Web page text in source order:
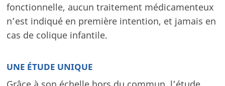
fonctionnelle, aucun traitement médicamenteux
n’est indiqué en première intention, et jamais en
cas de colique infantile.
UNE ÉTUDE UNIQUE